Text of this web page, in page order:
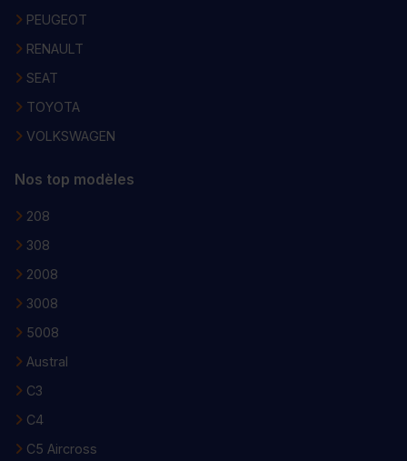
PEUGEOT
RENAULT
SEAT
TOYOTA
VOLKSWAGEN
Nos top modèles
208
308
2008
3008
5008
Austral
C3
C4
C5 Aircross